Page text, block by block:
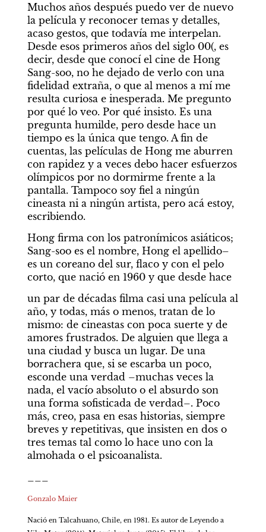
Muchos años después puedo ver de nuevo
la película y reconocer temas y detalles,
acaso gestos, que todavía me interpelan.
Desde esos primeros años del siglo 00(, es
decir, desde que conocí el cine de Hong
Sang-soo, no he dejado de verlo con una
fidelidad extraña, o que al menos a mí me
resulta curiosa e inesperada. Me pregunto
por qué lo veo. Por qué insisto. Es una
pregunta humilde, pero desde hace un
tiempo es la única que tengo. A fin de
cuentas, las películas de Hong me aburren
con rapidez y a veces debo hacer esfuerzos
olímpicos por no dormirme frente a la
pantalla. Tampoco soy fiel a ningún
cineasta ni a ningún artista, pero acá estoy,
escribiendo.
Hong firma con los patronímicos asiáticos;
Sang-soo es el nombre, Hong el apellido–
es un coreano del sur, flaco y con el pelo
corto, que nació en 1960 y que desde hace
un par de décadas filma casi una película al
año, y todas, más o menos, tratan de lo
mismo: de cineastas con poca suerte y de
amores frustrados. De alguien que llega a
una ciudad y busca un lugar. De una
borrachera que, si se escarba un poco,
esconde una verdad –muchas veces la
nada, el vacío absoluto o el absurdo son
una forma sofisticada de verdad–. Poco
más, creo, pasa en esas historias, siempre
breves y repetitivas, que insisten en dos o
tres temas tal como lo hace uno con la
almohada o el psicoanalista.
Gonzalo Maier
Nació en Talcahuano, Chile, en 1981. Es autor de Leyendo a